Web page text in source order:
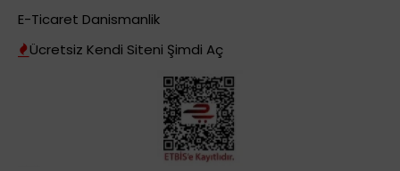
E-Ticaret Danismanlik
Ücretsiz Kendi Siteni Şimdi Aç